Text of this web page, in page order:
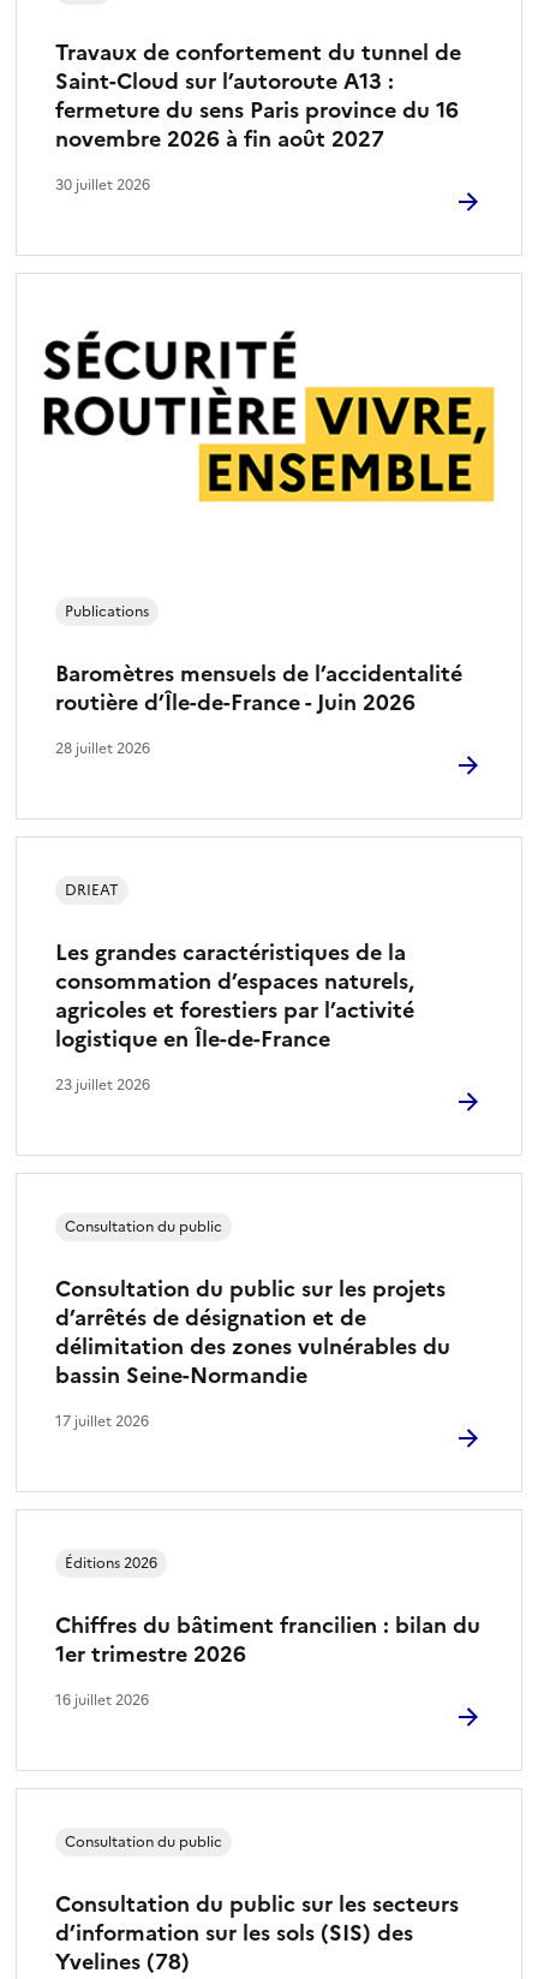
Travaux de confortement du tunnel de
Saint-Cloud sur l’autoroute A13 :
fermeture du sens Paris province du 16
novembre 2026 à fin août 2027
30 juillet 2026
Baromètres mensuels de l’accidentalité
routière d’Île-de-France - Juin 2026
Publications
28 juillet 2026
Les grandes caractéristiques de la
consommation d’espaces naturels,
agricoles et forestiers par l’activité
logistique en Île-de-France
DRIEAT
23 juillet 2026
Consultation du public sur les projets
d’arrêtés de désignation et de
délimitation des zones vulnérables du
bassin Seine-Normandie
Consultation du public
17 juillet 2026
Chiffres du bâtiment francilien : bilan du
1er trimestre 2026
Éditions 2026
16 juillet 2026
Consultation du public sur les secteurs
d’information sur les sols (SIS) des
Yvelines (78)
Consultation du public